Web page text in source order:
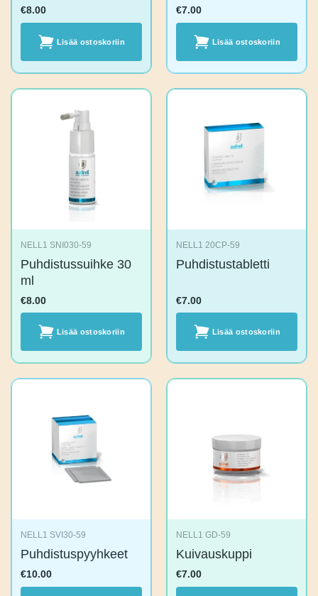
€8.00 €7.00
NELL1 SNI030-59
Puhdistussuihke 30
ml
€8.00
NELL1 20CP-59
Puhdistustabletti
€7.00
NELL1 SVI30-59
Puhdistuspyyhkeet
€10.00
NELL1 GD-59
Kuivauskuppi
€7.00